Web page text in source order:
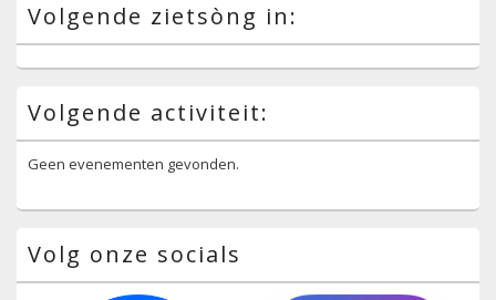
Volgende zietsòng in:
Volgende activiteit:
Geen evenementen gevonden.
Volg onze socials